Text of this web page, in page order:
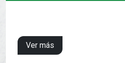
Ver más